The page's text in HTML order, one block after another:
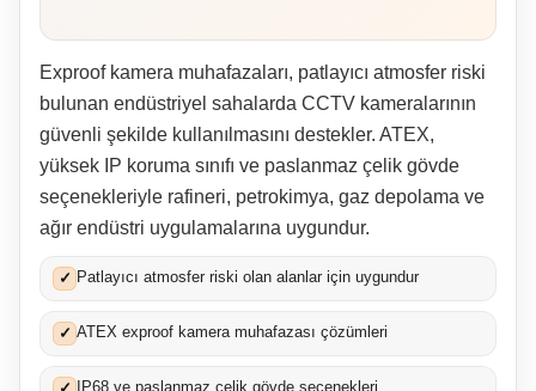
Exproof kamera muhafazaları, patlayıcı atmosfer riski
bulunan endüstriyel sahalarda CCTV kameralarının
güvenli şekilde kullanılmasını destekler. ATEX,
yüksek IP koruma sınıfı ve paslanmaz çelik gövde
seçenekleriyle rafineri, petrokimya, gaz depolama ve
ağır endüstri uygulamalarına uygundur.
✓ Patlayıcı atmosfer riski olan alanlar için uygundur
✓ ATEX exproof kamera muhafazası çözümleri
IP68 ve paslanmaz çelik gövde seçenekleri